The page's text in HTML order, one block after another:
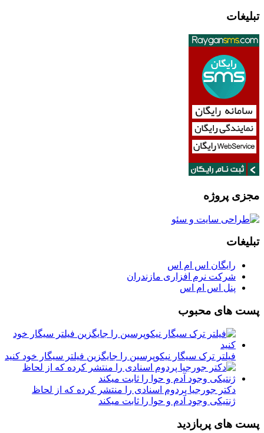
تبلیغات
مجزی پروژه
تبلیغات
رایگان اس ام اس
شرکت نرم افزاری مازندران
پنل اس ام اس
پست های محبوب
فیلتر ترک سیگار نیکوپرسین را جایگزین فیلتر سیگار خود کنید
دکتر جورجیا پردوم اسنادی را منتشر کرده که از لحاظ
ژنتیکی وجود آدم و حوا را ثابت میکند
پست های پربازدید